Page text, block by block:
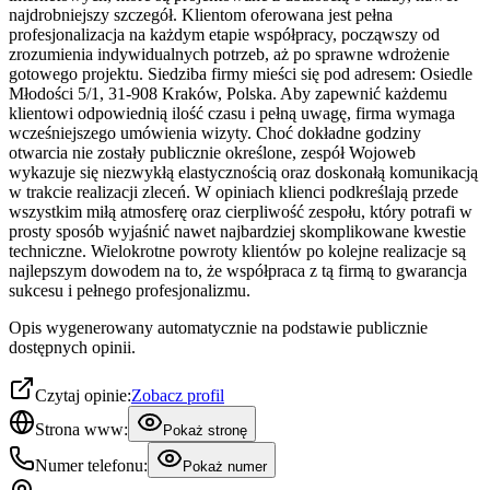
najdrobniejszy szczegół. Klientom oferowana jest pełna
profesjonalizacja na każdym etapie współpracy, począwszy od
zrozumienia indywidualnych potrzeb, aż po sprawne wdrożenie
gotowego projektu. Siedziba firmy mieści się pod adresem: Osiedle
Młodości 5/1, 31-908 Kraków, Polska. Aby zapewnić każdemu
klientowi odpowiednią ilość czasu i pełną uwagę, firma wymaga
wcześniejszego umówienia wizyty. Choć dokładne godziny
otwarcia nie zostały publicznie określone, zespół Wojoweb
wykazuje się niezwykłą elastycznością oraz doskonałą komunikacją
w trakcie realizacji zleceń. W opiniach klienci podkreślają przede
wszystkim miłą atmosferę oraz cierpliwość zespołu, który potrafi w
prosty sposób wyjaśnić nawet najbardziej skomplikowane kwestie
techniczne. Wielokrotne powroty klientów po kolejne realizacje są
najlepszym dowodem na to, że współpraca z tą firmą to gwarancja
sukcesu i pełnego profesjonalizmu.
Opis wygenerowany automatycznie na podstawie publicznie
dostępnych opinii.
Czytaj opinie:Zobacz profil
Strona www:
Pokaż stronę
Numer telefonu: Pokaż numer